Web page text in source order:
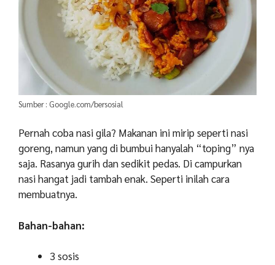
Sumber : Google.com/bersosial
Pernah coba nasi gila? Makanan ini mirip seperti nasi
goreng, namun yang di bumbui hanyalah “toping” nya
saja. Rasanya gurih dan sedikit pedas. Di campurkan
nasi hangat jadi tambah enak. Seperti inilah cara
membuatnya.
Bahan-bahan:
3 sosis